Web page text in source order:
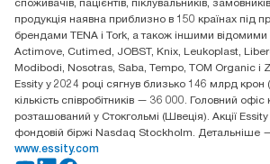
продукція наявна приблизно в 150 країнах під
брендами TENA і Tork, а також іншими
Actimove, Cutimed, JOBST, Knix, Leukoplast,
Modibodi, Nosotras, Saba, Tempo, TOM Organic і
Essity у 2024 році сягнув близько 146 млрд
кількість співробітників — 36 000. Головний офіс
розташований у Стокгольмі (Швеція). Акції
фондовій біржі Nasdaq Stockholm. Детальніше
www.essity.com